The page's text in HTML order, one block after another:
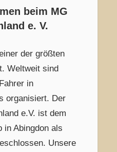
beim MG
e. V.
der größten
Weltweit sind
in
organisiert. Der
e.V. ist dem
in Abingdon als
Unsere